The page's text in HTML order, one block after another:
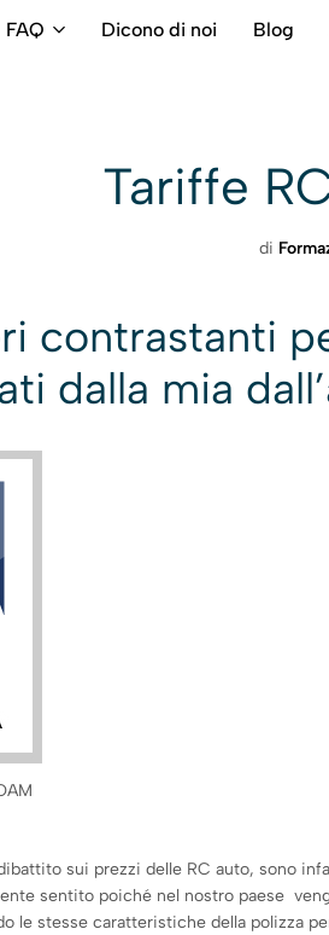
FAQ Dicono di noi Blog
Tariffe
di
contrastanti
dalla mia
sui prezzi delle RC auto, sono
sentito poiché nel nostro paese
le stesse caratteristiche della polizza